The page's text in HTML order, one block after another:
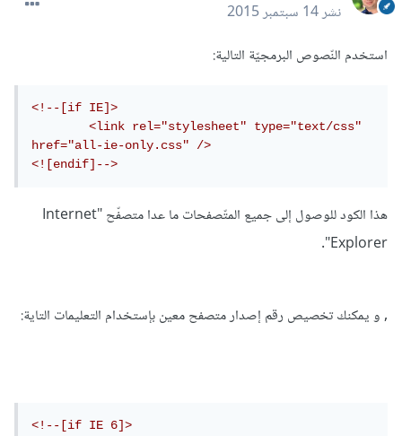
نشر14 سبتمبر 2015
استخدم النّصوص البرمجيّة التالية:
<!--[if IE]>
        <link rel="stylesheet" type="text/css"
href="all-ie-only.css" />
<![endif]-->
هذا الكود للوصول إلى جميع المتّصفحات ما عدا متصفّح "Internet
Explorer".
, و يمكنك تخصيص رقم إصدار متصفح معين بإستخدام التعليمات التاية:
<!--[if IE 6]>